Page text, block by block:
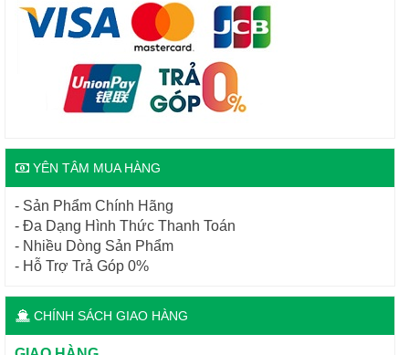
YÊN TÂM MUA HÀNG
- Sản Phẩm Chính Hãng
- Đa Dạng Hình Thức Thanh Toán
- Nhiều Dòng Sản Phẩm
- Hỗ Trợ Trả Góp 0%
CHÍNH SÁCH GIAO HÀNG